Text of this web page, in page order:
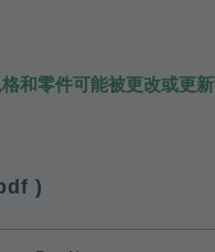
和零件可能被更改或更
)